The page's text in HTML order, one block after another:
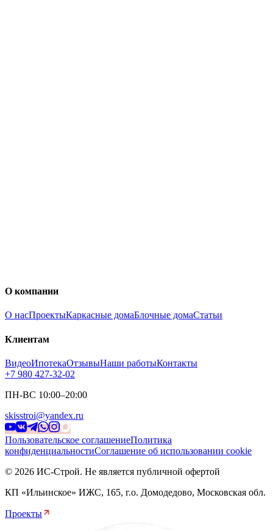
О компании
О насПроектыКаркасные домаБлочные домаСтатьи
Клиентам
ВидеоИпотекаОтзывыНаши работыКонтакты
+7 980 427-32-02
ПН-ВС 10:00–20:00
skisstroi@yandex.ru
Пользовательское соглашениеПолитика
конфиденциальностиСоглашение об использовании cookie
© 2026 ИС-Строй. Не является публичной офертой
КП «Ильинское» ИЖС, 165, г.о. Домодедово, Московская обл.
Проекты